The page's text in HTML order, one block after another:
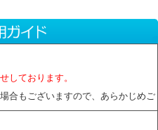
しております。
合もございますので、あらかじめご